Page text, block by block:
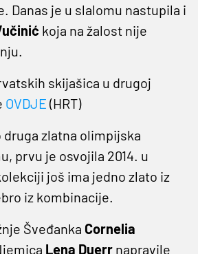
Danas je u slalomu nastupila i
koja na žalost nije
skijašica u drugoj
OVDJE (HRT)
zlatna olimpijska
prvu je osvojila 2014. u
još ima jedno zlato iz
iz kombinacije.
Šveđanka Cornelia
Lena Duerr napravile